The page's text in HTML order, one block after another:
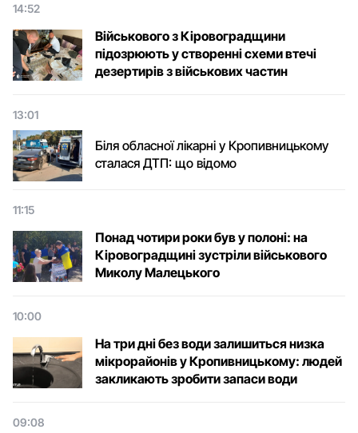
14:52
Військового з Кіровоградщини
підозрюють у створенні схеми втечі
дезертирів з військових частин
13:01
Біля обласної лікарні у Кропивницькому
сталася ДТП: що відомо
11:15
Понад чотири роки був у полоні: на
Кіровоградщині зустріли військового
Микoлу Малецькoгo
10:00
На три дні без води залишиться низка
мікрорайонів у Кропивницькому: людей
закликають зробити запаси води
09:08